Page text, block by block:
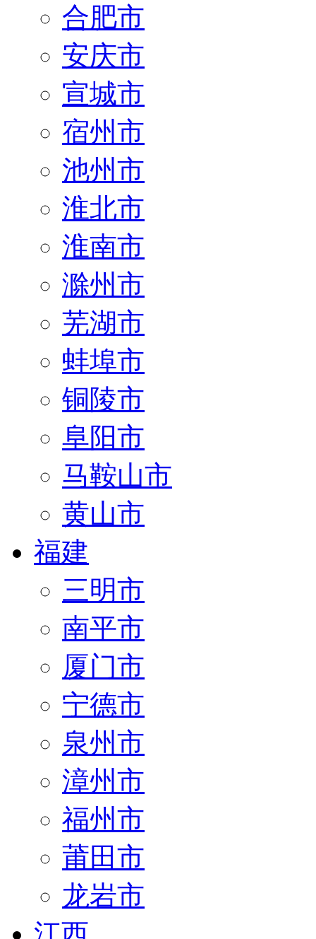
合肥市
安庆市
宣城市
宿州市
池州市
淮北市
淮南市
滁州市
芜湖市
蚌埠市
铜陵市
阜阳市
马鞍山市
黄山市
福建
三明市
南平市
厦门市
宁德市
泉州市
漳州市
福州市
莆田市
龙岩市